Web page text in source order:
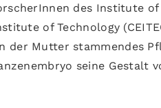
des Institute of
of Technology
der Mutter stammendes
seine Gestalt